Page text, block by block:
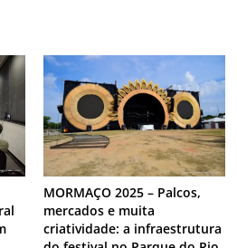
MORMAÇO 2025 – Palcos,
mercados e muita
criatividade: a infraestrutura